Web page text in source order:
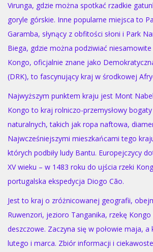
Virunga, gdzie można spotkać rzadkie
goryle górskie. Inne popularne miejsca to
Garamba, słynący z obfitości słoni i Park
Biega, gdzie można podziwiać
Kongo, oficjalnie znane jako
(DRK), to fascynujący kraj w środkowej
Najwyższym punktem kraju jest Mont
Kongo to kraj rolniczo-przemysłowy
naturalnych, takich jak ropa naftowa,
Najwcześniejszymi mieszkańcami tego
których podbiły ludy Bantu. Europejczycy
XV wieku – w 1483 roku do ujścia rzeki
portugalska ekspedycja Diogo Cão.
Jest to kraj o zróżnicowanej geografii,
Ruwenzori, jezioro Tanganika, rzekę Kongo
deszczowe. Zaczyna się w połowie maja, a
lutego i marca. Zbiór informacji i